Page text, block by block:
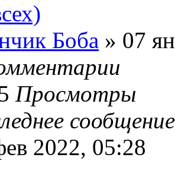
Боба » 07
Просмотры
2022, 05:28